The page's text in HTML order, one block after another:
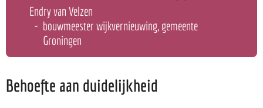
Endry van Velzen
bouwmeester wijkvernieuwing, gemeente
Groningen
Behoefte aan duidelijkheid